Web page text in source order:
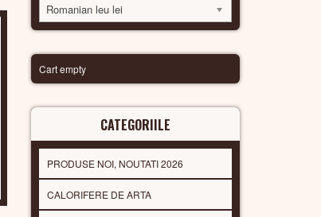
Romanian leu lei
Cart empty
CATEGORIILE
PRODUSE NOI, NOUTATI 2026
CALORIFERE DE ARTA